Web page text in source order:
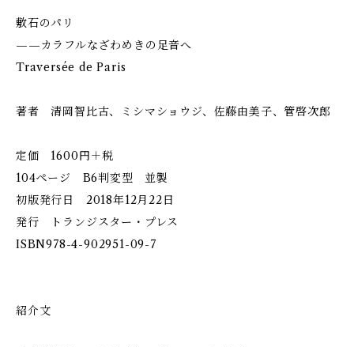
敷石のパリ
——カラフルなざわめきの足音へ
Traversée de Paris
著者 清岡智比古、ミシマショウジ、佐藤由美子、管啓次郎
定価 1600円＋税
104ページ B6判変型 並製
初版発行日 2018年12月22日
発行 トランジスター・プレス
ISBN978-4-902951-09-7
紹介文